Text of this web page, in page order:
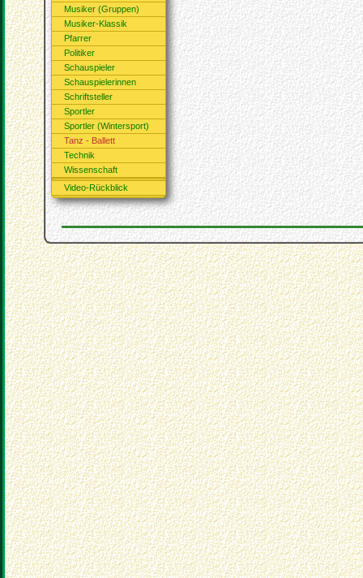
Musiker (Gruppen)
Musiker-Klassik
Pfarrer
Politiker
Schauspieler
Schauspielerinnen
Schriftsteller
Sportler
Sportler (Wintersport)
Tanz - Ballett
Technik
Wissenschaft
Video-Rückblick